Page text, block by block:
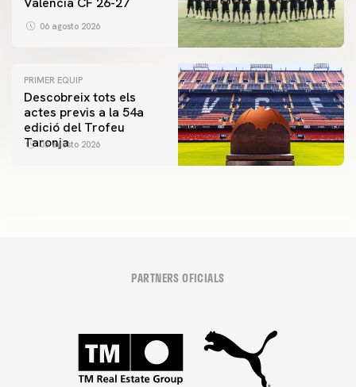
06 agosto 2026
PRIMER EQUIP
Descobreix tots els
actes previs a la 54a
edició del Trofeu
Taronja
06 agosto 2026
PARTNERS OFICIALS